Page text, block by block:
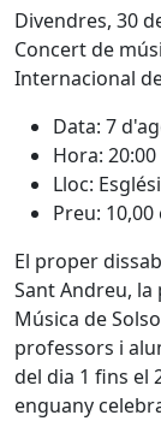
Divendres, 30
Concert de
Internacional
Data: 7
Hora: 20:00
Lloc:
Preu:
El proper
Sant Andreu,
Música de
professors i
del dia 1 fins el
enguany